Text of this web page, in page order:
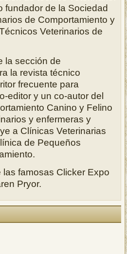
fundador de la Sociedad
de Comportamiento y
Veterinarios de
la sección de
la revista técnico
frecuente para
editor y un co-autor del
Canino y Felino
y enfermeras y
a Clínicas Veterinarias
de Pequeños
famosas Clicker Expo
Pryor.